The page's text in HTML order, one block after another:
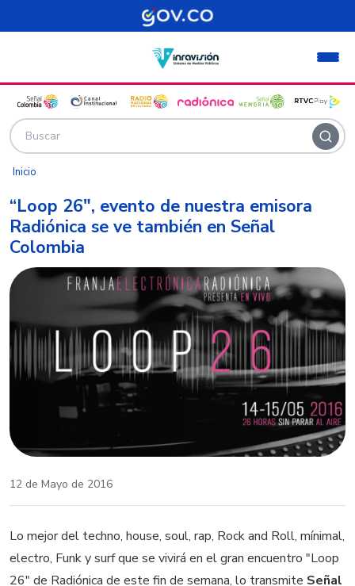
Pasar al contenido principal
Inicio
“Loop 26", evento de nuestra emisora
Radiónica se ve también en Señal
Colombia
12 de Mayo de 2016
Lo mejor del techno, house, soul, rap, Rock and Roll, mínimal,
electro, Funk y surf que se vivirá en el gran encuentro "Loop
26" de Radiónica de este fin de semana, lo transmite Señal